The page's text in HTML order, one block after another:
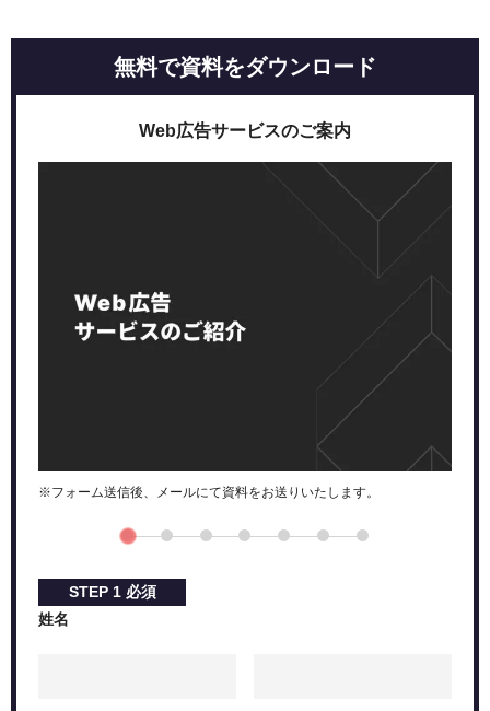
無料で資料をダウンロード
※フォーム送信後、メールにて資料をお送りいたします。
Web広告サービスのご案内
STEP 1 必須
姓名